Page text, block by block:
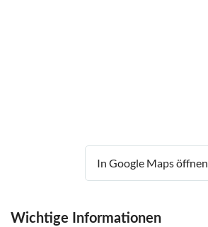
In Google Maps öffnen
Wichtige Informationen